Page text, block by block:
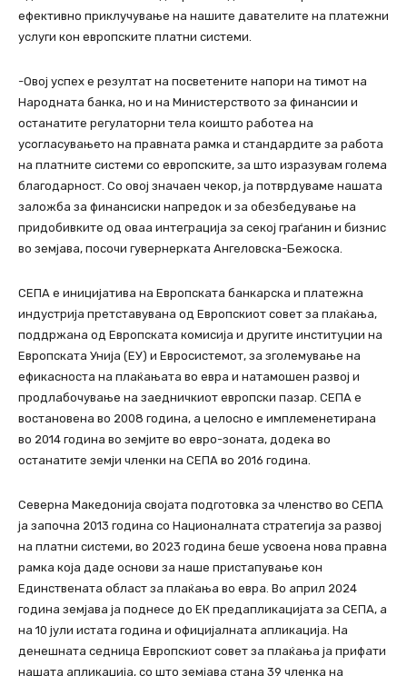
ефективно приклучување на нашите давателите на платежни
услуги кон европските платни системи.
-Овој успех е резултат на посветените напори на тимот на
Народната банка, но и на Министерството за финансии и
останатите регулаторни тела коишто работеа на
усогласувањето на правната рамка и стандардите за работа
на платните системи со европските, за што изразувам голема
благодарност. Со овој значаен чекор, ја потврдуваме нашата
заложба за финансиски напредок и за обезбедување на
придобивките од оваа интеграција за секој граѓанин и бизнис
во земјава, посочи гувернерката Ангеловска-Бежоска.
СЕПА е иницијатива на Европската банкарска и платежна
индустрија претставувана од Европскиот совет за плаќања,
поддржана од Европската комисија и другите институции на
Европската Унија (ЕУ) и Евросистемот, за зголемување на
ефикасноста на плаќањата во еврa и натамошен развој и
продлабочување на заедничкиот европски пазар. СЕПА е
востановена во 2008 година, а целосно е имплеменетирана
во 2014 година во земјите во евро-зоната, додека во
останатите земји членки на СЕПА во 2016 година.
Северна Македонија својата подготовка за членство во СЕПА
ја започна 2013 година со Националната стратегија за развој
на платни системи, во 2023 година беше усвоена нова правна
рамка која даде основи за наше пристапување кон
Единствената област за плаќања во евра. Во април 2024
година земјава ја поднесе до ЕК предапликацијата за СЕПА, а
на 10 јули истата година и официјалната апликација. На
денешната седница Европскиот совет за плаќања ја прифати
нашата апликација, со што земјава стана 39 членка на